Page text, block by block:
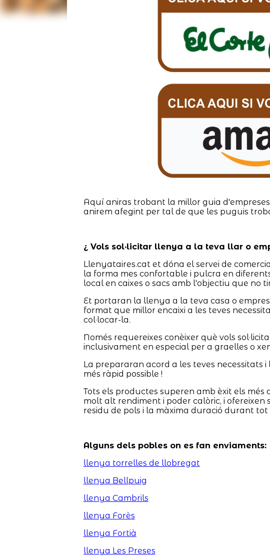
Aquí aniras trobant la millor guia
anirem afegint per tal de que les puguis
¿ Vols sol·licitar llenya a la teva llar o
Llenyataires.cat et dóna el servei de
la forma mes confortable i pulcra en
local en caixes o sacs amb l'objectiu que no
Et portaran la llenya a la teva casa o
format que millor encaixi a les teves
col·locar-la.
Només requereixes conèixer què vols
inclusivament en especial per a graelles o
La prepararan acord a les teves necessitats
més ràpid possible !
Tots els productes superen amb èxit els més
molt alt rendiment i poder calòric, i
residu de pols i la màxima duració durant tot
Alguns dels pobles on es fan enviaments:
llenya torrelles de llobregat
llenya Bellpuig
llenya Cambrils
llenya Forès
llenya Fortià
llenya Les Preses